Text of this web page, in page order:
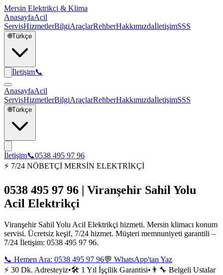
Mersin Elektrikçi & Klima
AnasayfaAcil
ServisHizmetlerBilgiAraçlarRehberHakkımızdaİletişimSSS
🌐Türkçe
İletişim📞
AnasayfaAcil
ServisHizmetlerBilgiAraçlarRehberHakkımızdaİletişimSSS
🌐Türkçe
İletişim📞0538 495 97 96
⚡ 7/24 NÖBETÇİ MERSİN ELEKTRİKÇİ
0538 495 97 96 | Viranşehir Sahil Yolu
Acil Elektrikçi
Viranşehir Sahil Yolu Acil Elektrikçi hizmeti. Mersin klimacı konum
servisi. Ücretsiz keşif, 7/24 hizmet. Müşteri memnuniyeti garantili –
7/24 İletişim: 0538 495 97 96.
📞 Hemen Ara: 0538 495 97 96💬 WhatsApp'tan Yaz
⚡ 30 Dk. Adresteyiz•🛠️ 1 Yıl İşçilik Garantisi• 👨‍🔧 Belgeli Ustalar